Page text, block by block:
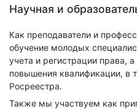
Научная и
Как преподаватели и
обучение молодых
учета и регистрации права,
повышения квалификации, в
Росреестра.
Также мы участвуем как